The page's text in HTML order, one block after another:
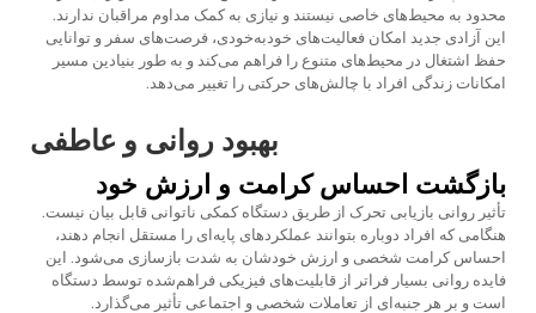
محدود به محیط‌های خاصی نیستند و نیازی به کمک مداوم مراقبان ندارند.
این آزادی جدید امکان فعالیت‌های خودبه‌خودی، فرصت‌های سفر و توانایی
حفظ اشتغال در محیط‌های متنوع را فراهم می‌کند و به طور بنیادین مسیر
امکانات زندگی افراد با چالش‌های حرکتی را تغییر می‌دهد.
بهبود روانی و عاطفی
بازگشت احساس کرامت و ارزش خود
تأثیر روانی بازیابی تحرک از طریق دستگاه کمکی ناتوانی قابل بیان نیست.
هنگامی که افراد دوباره بتوانند عملکردهای پایه‌ای را مستقل انجام دهند،
احساس کرامت شخصی و ارزش خودشان به شدت بازسازی می‌شود. این
فایده روانی بسیار فراتر از قابلیت‌های فیزیکی فراهم‌شده توسط دستگاه
است و بر هر جنبه‌ای از تعاملات شخصی و اجتماعی تأثیر می‌گذارد.